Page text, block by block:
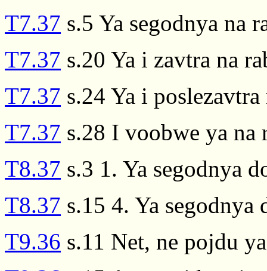
T7.37 s.5 Ya segodnya na
T7.37 s.20 Ya i zavtra na
T7.37 s.24 Ya i
T7.37 s.28 I voobwe ya na
T8.37 s.3 1. Ya segodnya
T8.37 s.15 4. Ya
T9.36 s.11 Net, ne pojdu